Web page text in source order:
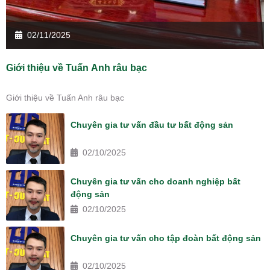
02/11/2025
Giới thiệu về Tuấn Anh râu bạc
Giới thiệu về Tuấn Anh râu bạc
Chuyên gia tư vấn đầu tư bất động sản
02/10/2025
Chuyên gia tư vấn cho doanh nghiệp bất
động sản
02/10/2025
Chuyên gia tư vấn cho tập đoàn bất động sản
02/10/2025